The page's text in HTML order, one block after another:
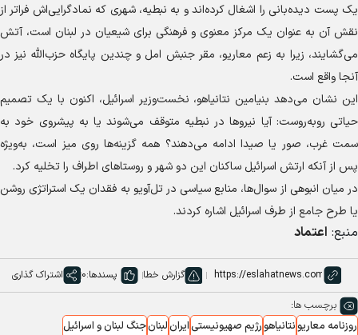
یک پست دیده‌بانی را اشغال کرده‌اند و به نبطیه، شهری که نمادگرایی‌اش فراتر از
نقش آن به عنوان یک مرکز معنوی و فرهنگی برای شیعیان در لبنان است، آتش
می‌گشایند، زیرا به زعم معاریو، مقر جنبش امل و چندین پایگاه حزب‌الله نیز در
آنجا واقع است.
این نشان می‌دهد بنیامین نتانیاهو، نخست‌وزیر اسرائیل، اکنون با یک تصمیم
حیاتی روبه‌روست: آیا نیرو‌ها در نبطیه متوقف می‌شوند یا به پیشروی خود به
سمت غرب، صور یا صیدا ادامه می‌دهند؟ همه گزینه‌ها روی میز است، به‌ویژه
پس از آنکه ارتش اسرائیل ساکنان این دو شهر و روستا‌های اطراف را تخلیه کرد.
در میان انبوهی از سوال‌ها، منابع سیاسی در تل‌آویو به فقدان یک استراتژی روشن
یا طرح جامع از طرف اسرائیل اشاره کردند.
منبع: اعتماد
گزارش خطا پسندها:0 اشتراک گذاری
برچسب ها:
روزنامه معاریونتانیاهورژیم صهیونیستیایرانلبنانجنگ لبنان و اسرائیل